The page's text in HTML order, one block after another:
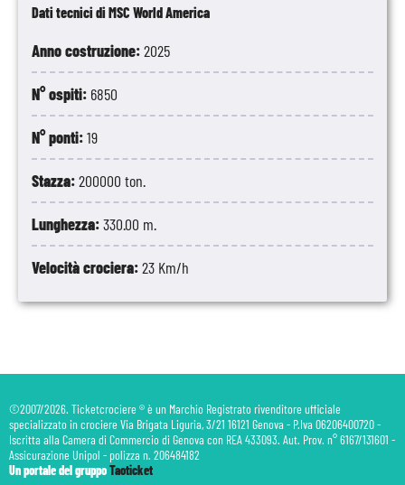
Dati tecnici di MSC World America
Anno costruzione:2025
N° ospiti: 6850
N° ponti:19
Stazza:200000 ton.
Lunghezza:330.00 m.
Velocità crociera:23 Km/h
©2007/2026. Ticketcrociere ® è un Marchio Registrato rivenditore ufficiale
specializzato in crociere Via Brigata Liguria, 3/21 16121 Genova - P.Iva 06206400720 -
Iscritta alla Camera di Commercio di Genova con REA 433093. Aut. Prov. n° 6167/131601 -
Assicurazione Unipol - polizza n. 206484182
Un portale del gruppoTaoticket